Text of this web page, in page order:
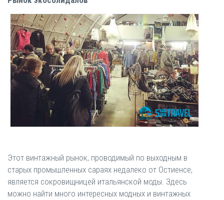
Этот винтажный рынок, проводимый по выходным в
старых промышленных сараях недалеко от Остиенсе,
является сокровищницей итальянской моды. Здесь
можно найти много интересных модных и винтажных